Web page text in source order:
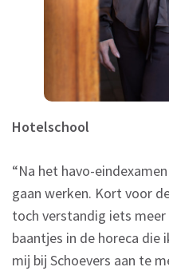
Hotelschool
“Na het havo-
gaan werken. Kort voor
toch verstandig iets
baantjes in de horeca die
mij bij Schoevers aan te